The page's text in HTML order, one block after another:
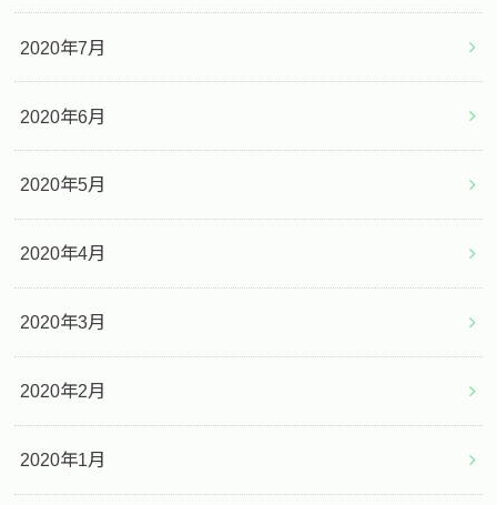
2020年7月
2020年6月
2020年5月
2020年4月
2020年3月
2020年2月
2020年1月